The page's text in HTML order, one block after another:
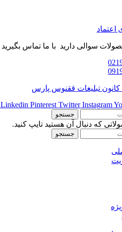
اعتماد
سوالی دارید با ما تماس بگیرید
تبلیغات ققنوس پارس
Linkedin Pinterest Twitter Instagram
جستجو
که دنبال آن هستید تایپ کنید.
جستجو